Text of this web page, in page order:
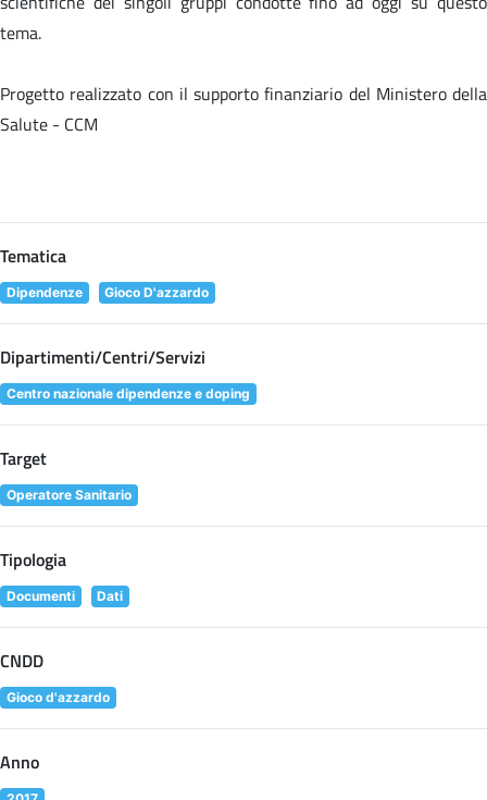
tema.
Progetto realizzato con il supporto finanziario del Ministero della
Salute - CCM
Tematica
Dipendenze Gioco D'azzardo
Dipartimenti/Centri/Servizi
Centro nazionale dipendenze e doping
Target
Operatore Sanitario
Tipologia
Documenti Dati
CNDD
Gioco d'azzardo
Anno